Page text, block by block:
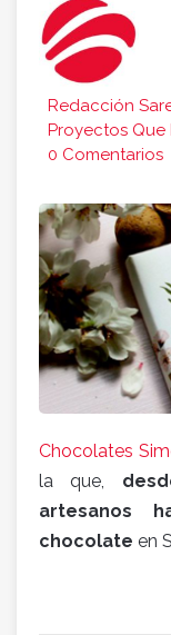
Redacción
Proyectos Que
0 Comentarios
Chocolates
la que,
artesanos
chocolate en